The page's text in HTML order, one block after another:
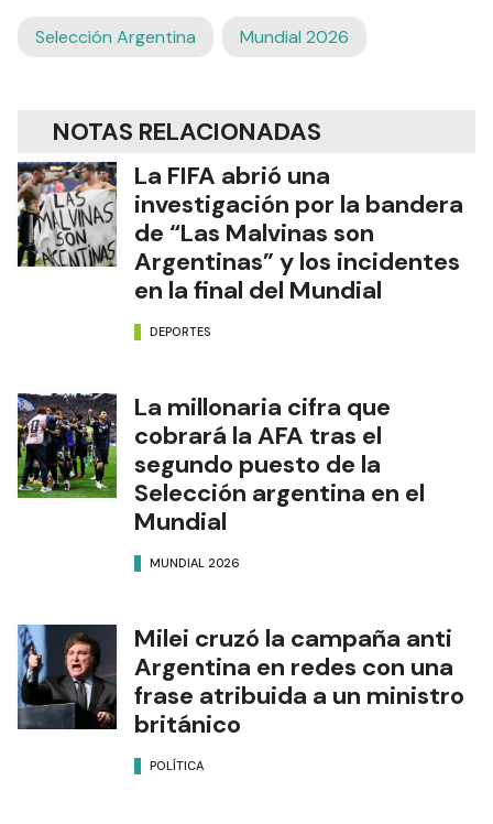
Selección Argentina Mundial 2026
NOTAS RELACIONADAS
La FIFA abrió una
investigación por la bandera
de “Las Malvinas son
Argentinas” y los incidentes
en la final del Mundial
DEPORTES
La millonaria cifra que
cobrará la AFA tras el
segundo puesto de la
Selección argentina en el
Mundial
MUNDIAL 2026
Milei cruzó la campaña anti
Argentina en redes con una
frase atribuida a un ministro
británico
POLÍTICA